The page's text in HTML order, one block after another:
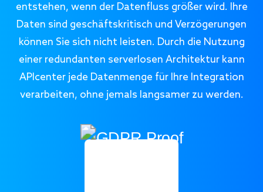
entstehen, wenn der Datenfluss größer wird. Ihre
Daten sind geschäftskritisch und Verzögerungen
können Sie sich nicht leisten. Durch die Nutzung
einer redundanten serverlosen Architektur kann
APIcenter jede Datenmenge für Ihre Integration
verarbeiten, ohne jemals langsamer zu werden.